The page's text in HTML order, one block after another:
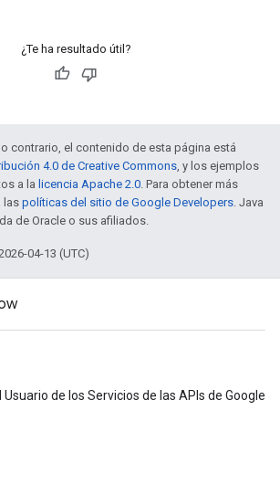
¿Te ha resultado útil?
contrario, el contenido de esta página está
4.0 de Creative Commons, y los ejemplos
a la licencia Apache 2.0. Para obtener más
las políticas del sitio de Google Developers. Java
de Oracle o sus afiliados.
04-13 (UTC)
de los Servicios de las APIs de Google